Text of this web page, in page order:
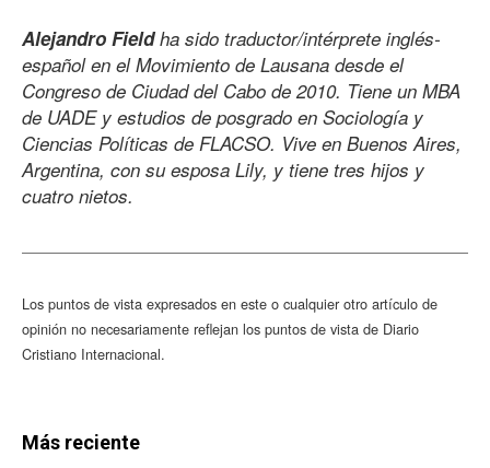
Alejandro Fieldha sido traductor/intérprete inglés-
español en el Movimiento de Lausana desde el
Congreso de Ciudad del Cabo de 2010. Tiene un MBA
de UADE y estudios de posgrado en Sociología y
Ciencias Políticas de FLACSO. Vive en Buenos Aires,
Argentina, con su esposa Lily, y tiene tres hijos y
cuatro nietos.
Los puntos de vista expresados en este o cualquier otro artículo de
opinión no necesariamente reflejan los puntos de vista de Diario
Cristiano Internacional.
Más reciente